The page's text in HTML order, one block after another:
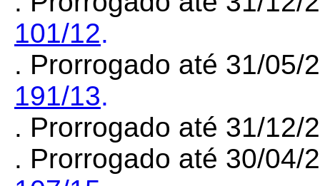
101/12.
. Prorrogado até 31/05/
191/13.
. Prorrogado até 31/
. Prorrogado até 30/04/